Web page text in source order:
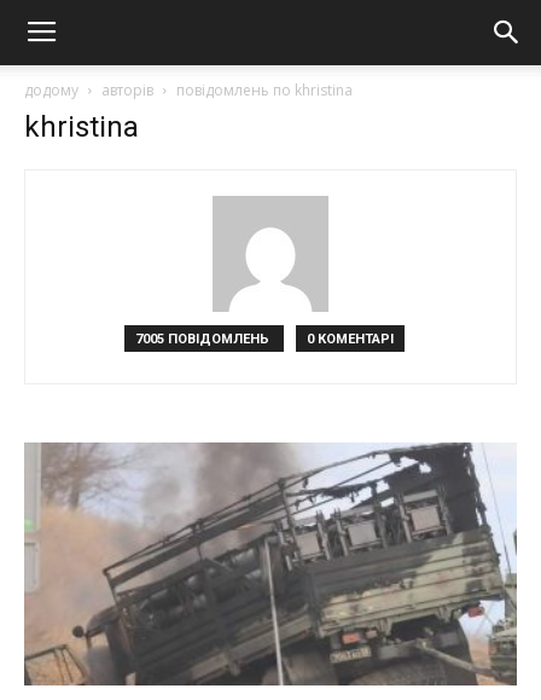
додому авторів повідомлень по khristina
khristina
7005 ПОВІДОМЛЕНЬ 0 КОМЕНТАРІ